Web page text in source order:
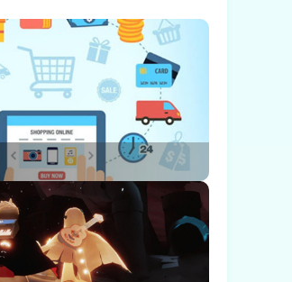
强力拥抱任务这个任务如何去完成。
今天小编就和大家分享一下崩坏因缘
精灵强力拥抱任务完成方法。